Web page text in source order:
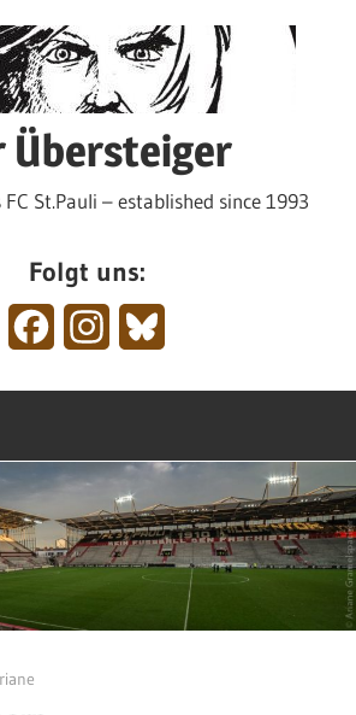
Übersteiger
FC St.Pauli – established since 1993
Folgt uns:
FacebookInstagram